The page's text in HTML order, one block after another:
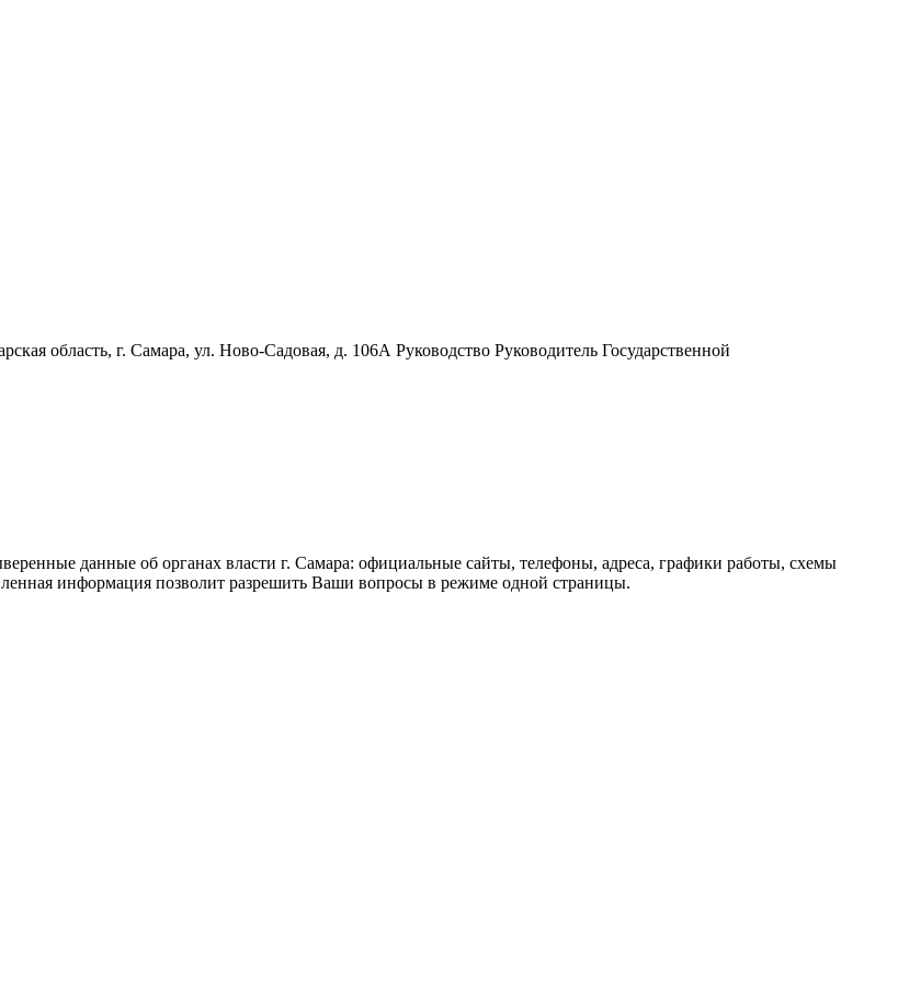
область, г. Самара, ул. Ново-Садовая, д. 106А Руководство Руководитель Государственной
данные об органах власти г. Самара: официальные сайты, телефоны, адреса, графики работы, схемы
информация позволит разрешить Ваши вопросы в режиме одной страницы.